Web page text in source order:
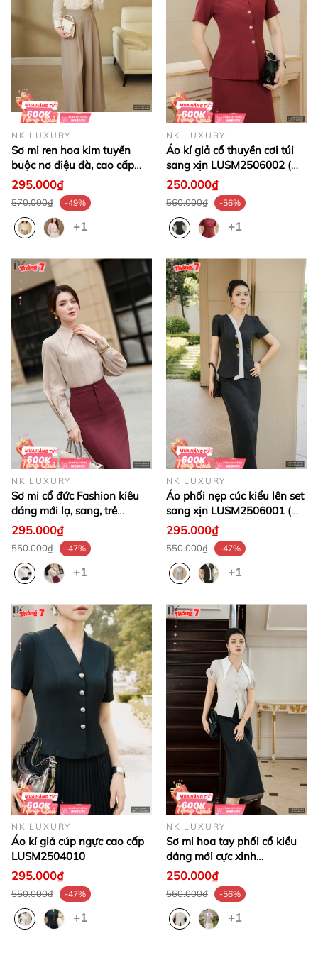
NK LUXURY
Sơ mi ren hoa kim tuyến
buộc nơ điệu đà, cao cấp
LUSM2507001
295.000₫
570.000₫ -49%
+1
NK LUXURY
Áo kí giả cổ thuyền cơi túi
sang xịn LUSM2506002 (
Ko kèm chân váy/Phụ kiện)
250.000₫
560.000₫ -56%
+1
NK LUXURY
Sơ mi cổ đức Fashion kiêu
dáng mới lạ, sang, trẻ
LUSM2506012 ( Ko kèm
QU/CV/PK)
295.000₫
550.000₫ -47%
+1
NK LUXURY
Áo phối nẹp cúc kiểu lên set
sang xịn LUSM2506001 (
Ko kèm QU/CV/PK)
295.000₫
550.000₫ -47%
+1
NK LUXURY
Áo kí giả cúp ngực cao cấp
LUSM2504010
295.000₫
550.000₫ -47%
+1
NK LUXURY
Sơ mi hoa tay phối cổ kiểu
dáng mới cực xinh
LUSM2505007
250.000₫
560.000₫ -56%
+1